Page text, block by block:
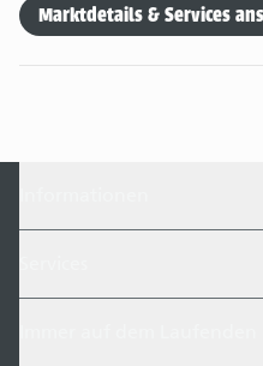
Marktdetails & Services